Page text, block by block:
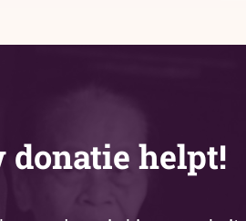
donatie helpt!